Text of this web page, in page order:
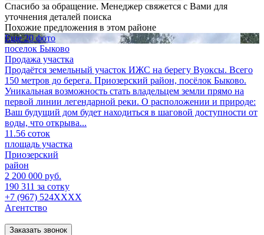
Спасибо за обращение. Менеджер свяжется с Вами для
уточнения деталей поиска
Похожие предложения в этом районе
Еще 20 фото
поселок Быково
Продажа участка
Продаётся земельный участок ИЖС на берегу Вуоксы. Всего
150 метров до берега. Приозерский район, посёлок Быково.
Уникальная возможность стать владельцем земли прямо на
первой линии легендарной реки. О расположении и природе:
Ваш будущий дом будет находиться в шаговой доступности от
воды, что открыва...
11.56 соток
площадь участка
Приозерский
район
2 200 000 руб.
190 311 за сотку
+7 (967) 524XXXX
Агентство
Заказать звонок